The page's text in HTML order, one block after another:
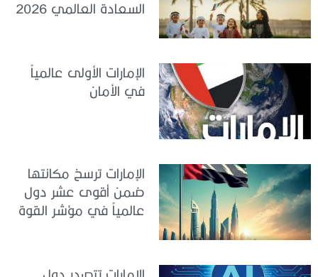
السعادة العالمي 2026
الإمارات الأولى عالمياً
في الأمان
الإمارات ترسخ مكانتها
ضمن أقوى عشر دول
عالمياً في مؤشر القوة
الإمارات تتصدر دول